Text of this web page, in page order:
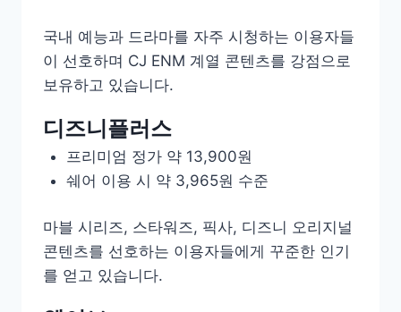
국내 예능과 드라마를 자주 시청하는 이용자들
이 선호하며 CJ ENM 계열 콘텐츠를 강점으로
보유하고 있습니다.
디즈니플러스
프리미엄 정가 약 13,900원
쉐어 이용 시 약 3,965원 수준
마블 시리즈, 스타워즈, 픽사, 디즈니 오리지널
콘텐츠를 선호하는 이용자들에게 꾸준한 인기
를 얻고 있습니다.